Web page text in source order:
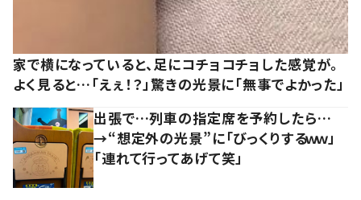
家で横になっていると、足にコチョコチョした感覚が。
よく見ると…「えぇ！？」驚きの光景に「無事でよかった」
出張で…列車の指定席を予約したら…
→“想定外の光景”に「びっくりするｗｗ」
「連れて行ってあげて笑」